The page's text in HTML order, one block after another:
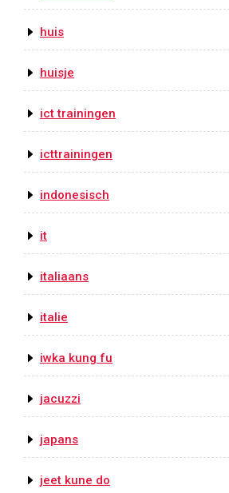
huis
huisje
ict trainingen
icttrainingen
indonesisch
it
italiaans
italie
iwka kung fu
jacuzzi
japans
jeet kune do